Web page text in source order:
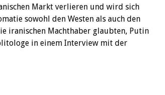
Markt verlieren und wird sich
sowohl den Westen als auch den
iranischen Machthaber glaubten, Putin
in einem Interview mit der